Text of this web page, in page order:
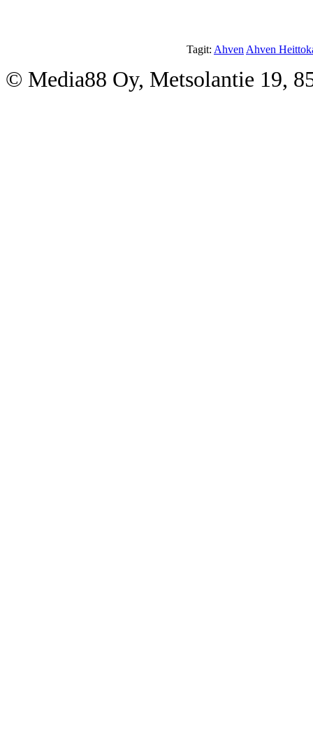
Tagit: Ahven Ahven
© Media88 Oy, Metsolantie 19,